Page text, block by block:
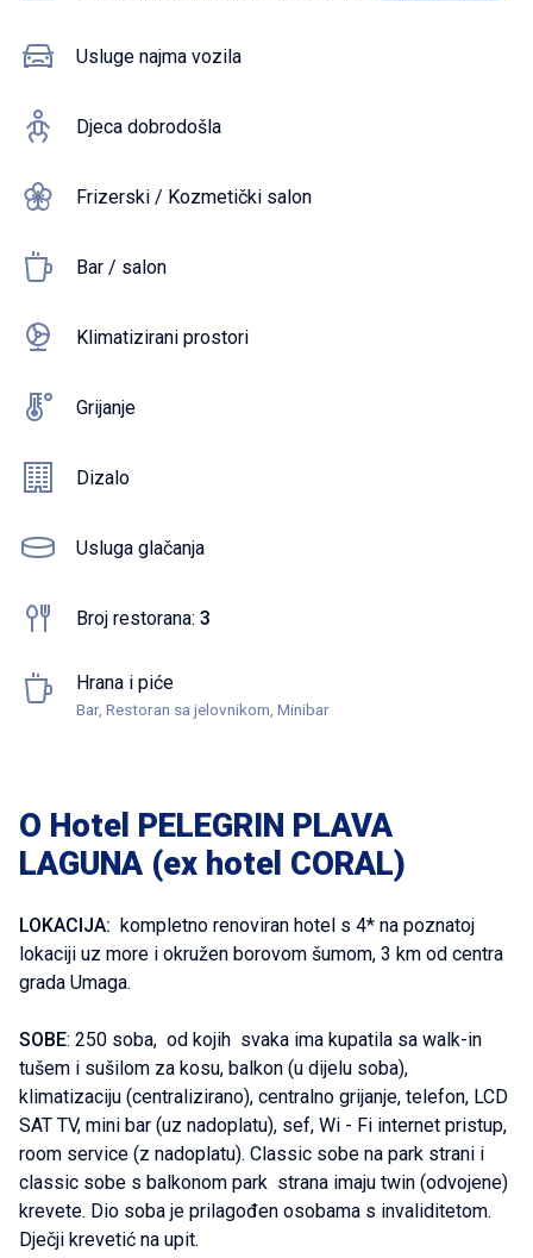
Usluge najma vozila
Djeca dobrodošla
Frizerski / Kozmetički salon
Bar / salon
Klimatizirani prostori
Grijanje
Dizalo
Usluga glačanja
Broj restorana: 3
Hrana i piće
Bar, Restoran sa jelovnikom, Minibar
O Hotel PELEGRIN PLAVA
LAGUNA (ex hotel CORAL)
LOKACIJA: kompletno renoviran hotel s 4* na poznatoj
lokaciji uz more i okružen borovom šumom, 3 km od centra
grada Umaga.
SOBE: 250 soba, od kojih svaka ima kupatila sa walk-in
tušem i sušilom za kosu, balkon (u dijelu soba),
klimatizaciju (centralizirano), centralno grijanje, telefon, LCD
SAT TV, mini bar (uz nadoplatu), sef, Wi - Fi internet pristup,
room service (z nadoplatu). Classic sobe na park strani i
classic sobe s balkonom park strana imaju twin (odvojene)
krevete. Dio soba je prilagođen osobama s invaliditetom.
Dječji krevetić na upit.